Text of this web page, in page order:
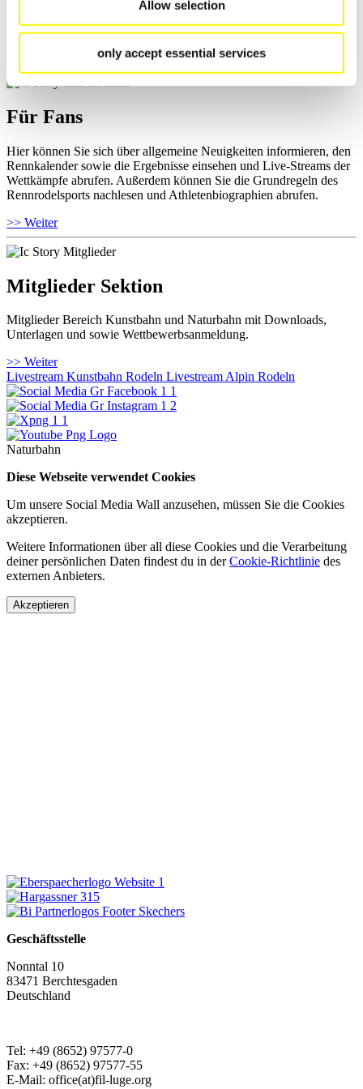
Allow selection
only accept essential services
und Informationen zu Wettkämpfen abrufen. Außerdem können Sie
Ihre Athletenbiographie ansehen.
Für Fans
Hier können Sie sich über allgemeine Neuigkeiten informieren, den
Rennkalender sowie die Ergebnisse einsehen und Live-Streams der
Wettkämpfe abrufen. Außerdem können Sie die Grundregeln des
Rennrodelsports nachlesen und Athletenbiographien abrufen.
>> Weiter
Mitglieder Sektion
Mitglieder Bereich Kunstbahn und Naturbahn mit Downloads,
Unterlagen und sowie Wettbewerbsanmeldung.
>> Weiter
Livestream Kunstbahn Rodeln Livestream Alpin Rodeln
Naturbahn
Diese Webseite verwendet Cookies
Um unsere Social Media Wall anzusehen, müssen Sie die Cookies
akzeptieren.
Weitere Informationen über all diese Cookies und die Verarbeitung
deiner persönlichen Daten findest du in derCookie-Richtlinie des
externen Anbieters.
Akzeptieren
Geschäftsstelle
Nonntal 10
83471 Berchtesgaden
Deutschland
Tel: +49 (8652) 97577-0
Fax: +49 (8652) 97577-55
E-Mail: office(at)fil-luge.org